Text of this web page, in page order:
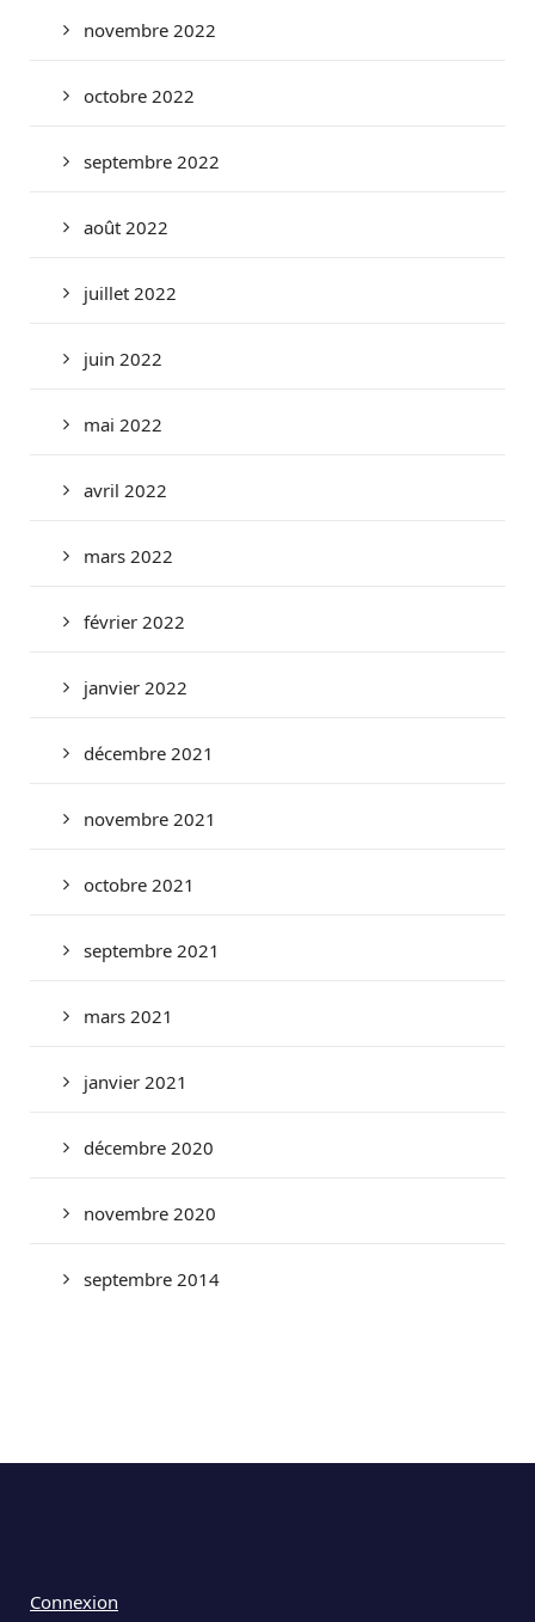
novembre 2022
octobre 2022
septembre 2022
août 2022
juillet 2022
juin 2022
mai 2022
avril 2022
mars 2022
février 2022
janvier 2022
décembre 2021
novembre 2021
octobre 2021
septembre 2021
mars 2021
janvier 2021
décembre 2020
novembre 2020
septembre 2014
Connexion